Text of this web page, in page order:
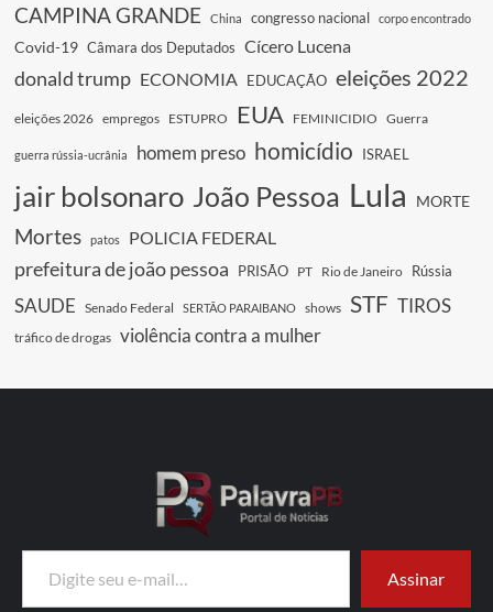
CAMPINA GRANDE China congresso nacional corpo encontrado
Covid-19 Câmara dos Deputados Cícero Lucena
donald trump ECONOMIA EDUCAÇÃO eleições 2022
eleições 2026 empregos ESTUPRO EUA FEMINICIDIO Guerra
guerra rússia-ucrânia homem preso homicídio ISRAEL
jair bolsonaro João Pessoa Lula MORTE
Mortes patos POLICIA FEDERAL
prefeitura de joão pessoa PRISÃO PT Rio de Janeiro Rússia
SAUDE Senado Federal SERTÃO PARAIBANO shows STF TIROS
tráfico de drogas violência contra a mulher
Digite seu e-mail…
Assinar